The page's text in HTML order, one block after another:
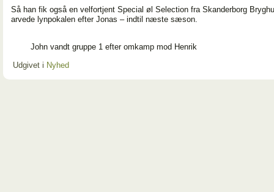
Så han fik også en velfortjent Special øl Selection fra Skanderborg
arvede lynpokalen efter Jonas – indtil næste sæson.
John vandt gruppe 1 efter omkamp mod Henrik
Udgivet i Nyhed